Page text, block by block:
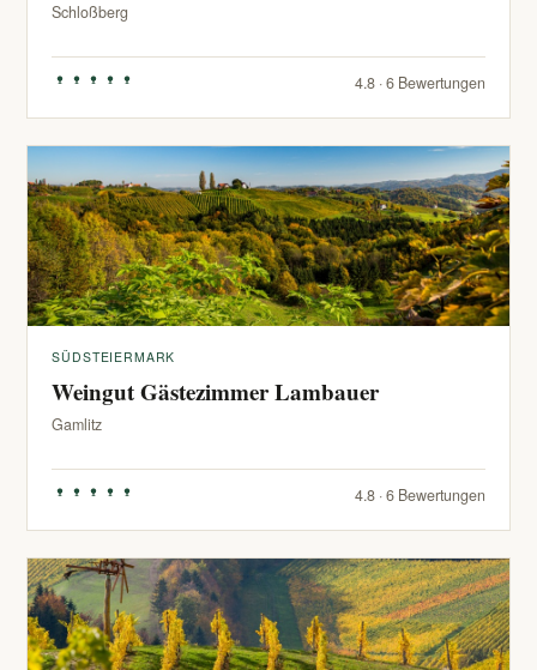
Schloßberg
4.8 · 6 Bewertungen
SÜDSTEIERMARK
Weingut Gästezimmer Lambauer
Gamlitz
4.8 · 6 Bewertungen